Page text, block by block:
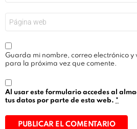
*
Guarda mi nombre, correo electrónico
para la próxima vez que comente.
Al usar este formulario accedes al
tus datos por parte de esta web. *